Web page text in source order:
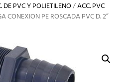
DE PVC Y POLIETILENO/ACC. PVC
CONEXION PE ROSCADA PVC D. 2”